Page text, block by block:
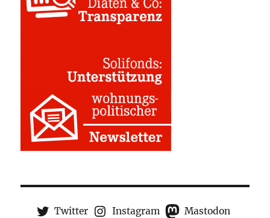
Twitter Instagram
Mastodon